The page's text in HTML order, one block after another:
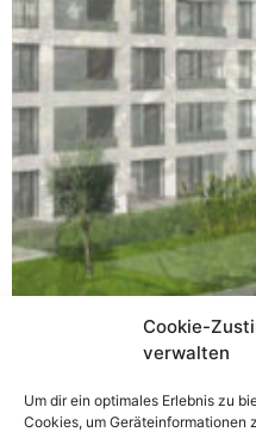
Cookie-
verwalten
Um dir ein optimales Erlebnis zu
Cookies, um Geräteinformationen